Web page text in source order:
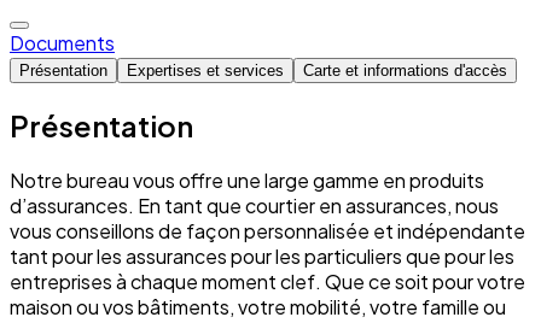
Documents
Présentation Expertises et services Carte et informations d'accès
Présentation
Notre bureau vous offre une large gamme en produits
d’assurances. En tant que courtier en assurances, nous
vous conseillons de façon personnalisée et indépendante
tant pour les assurances pour les particuliers que pour les
entreprises à chaque moment clef. Que ce soit pour votre
maison ou vos bâtiments, votre mobilité, votre famille ou